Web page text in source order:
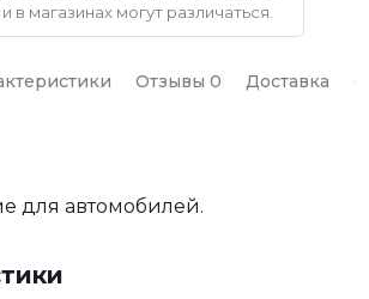
в магазинах могут различаться.
Отзывы 0 Доставка
для автомобилей.